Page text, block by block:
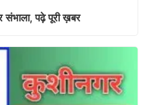
संभाला, पढ़े पूरी ख़बर